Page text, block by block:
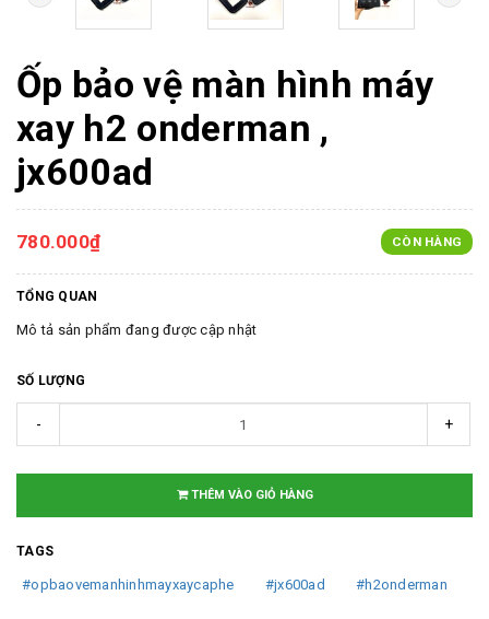
Ốp bảo vệ màn hình máy
xay h2 onderman ,
jx600ad
780.000₫ CÒN HÀNG
TỔNG QUAN
Mô tả sản phẩm đang được cập nhật
SỐ LƯỢNG
- +
THÊM VÀO GIỎ HÀNG
TAGS
#opbaovemanhinhmayxaycaphe #jx600ad #h2onderman